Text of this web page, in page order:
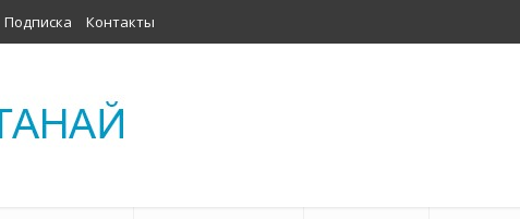
Подписка Контакты